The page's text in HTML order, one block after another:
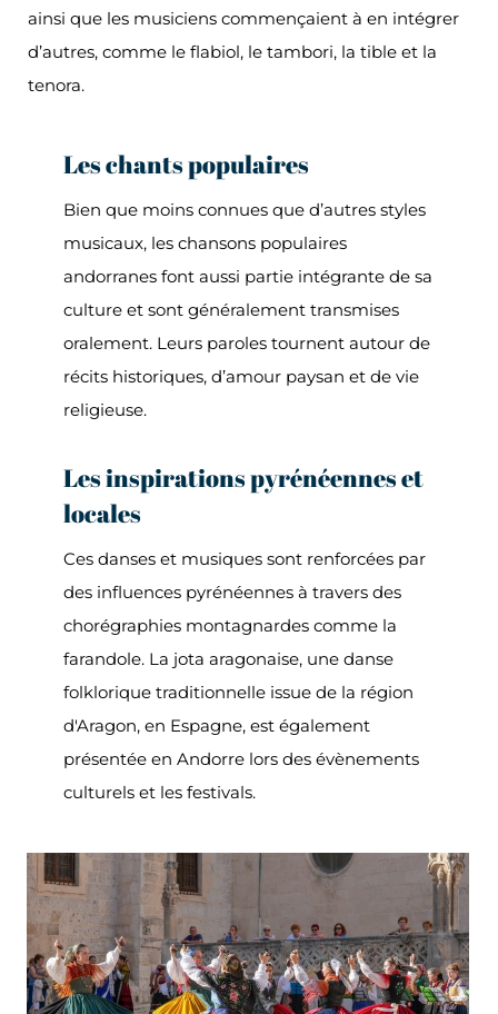
ainsi que les musiciens commençaient à en intégrer
d’autres, comme le flabiol, le tambori, la tible et la
tenora.
Les chants populaires
Bien que moins connues que d’autres styles
musicaux, les chansons populaires
andorranes font aussi partie intégrante de sa
culture et sont généralement transmises
oralement. Leurs paroles tournent autour de
récits historiques, d’amour paysan et de vie
religieuse.
Les inspirations pyrénéennes et
locales
Ces danses et musiques sont renforcées par
des influences pyrénéennes à travers des
chorégraphies montagnardes comme la
farandole. La jota aragonaise, une danse
folklorique traditionnelle issue de la région
d'Aragon, en Espagne, est également
présentée en Andorre lors des évènements
culturels et les festivals.